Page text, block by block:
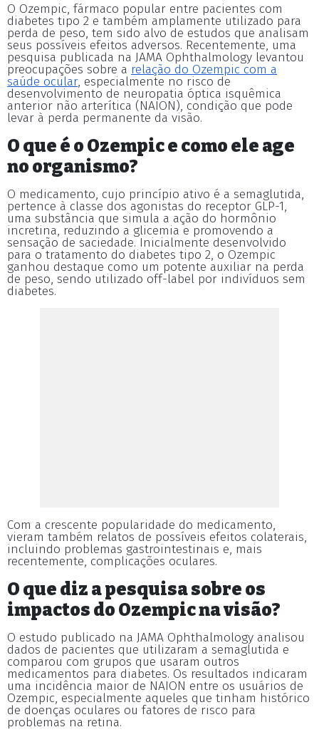
O Ozempic, fármaco popular entre pacientes com
diabetes tipo 2 e também amplamente utilizado para
perda de peso, tem sido alvo de estudos que analisam
seus possíveis efeitos adversos. Recentemente, uma
pesquisa publicada na JAMA Ophthalmology levantou
preocupações sobre a relação do Ozempic com a
saúde ocular, especialmente no risco de
desenvolvimento de neuropatia óptica isquêmica
anterior não arterítica (NAION), condição que pode
levar à perda permanente da visão.
O que é o Ozempic e como ele age
no organismo?
O medicamento, cujo princípio ativo é a semaglutida,
pertence à classe dos agonistas do receptor GLP-1,
uma substância que simula a ação do hormônio
incretina, reduzindo a glicemia e promovendo a
sensação de saciedade. Inicialmente desenvolvido
para o tratamento do diabetes tipo 2, o Ozempic
ganhou destaque como um potente auxiliar na perda
de peso, sendo utilizado off-label por indivíduos sem
diabetes.
Com a crescente popularidade do medicamento,
vieram também relatos de possíveis efeitos colaterais,
incluindo problemas gastrointestinais e, mais
recentemente, complicações oculares.
O que diz a pesquisa sobre os
impactos do Ozempic na visão?
O estudo publicado na JAMA Ophthalmology analisou
dados de pacientes que utilizaram a semaglutida e
comparou com grupos que usaram outros
medicamentos para diabetes. Os resultados indicaram
uma incidência maior de NAION entre os usuários de
Ozempic, especialmente aqueles que tinham histórico
de doenças oculares ou fatores de risco para
problemas na retina.